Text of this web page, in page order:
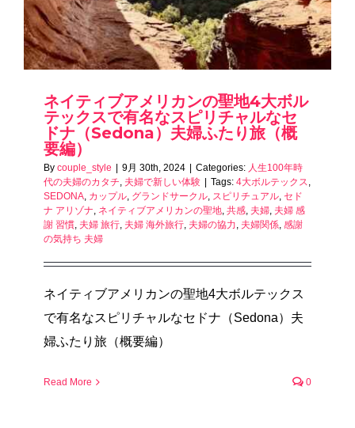
ネイティブアメリカンの聖地4大ボル
テックスで有名なスピリチャルなセ
ドナ（Sedona）夫婦ふたり旅（概
要編）
By couple_style 9月 30th, 2024 Categories: 人生100年時
代の夫婦のカタチ, 夫婦で新しい体験 Tags: 4大ボルテックス,
SEDONA, カップル, グランドサークル, スピリチュアル, セド
ナ アリゾナ, ネイティブアメリカンの聖地, 共感, 夫婦, 夫婦 感
謝 習慣, 夫婦 旅行, 夫婦 海外旅行, 夫婦の協力, 夫婦関係, 感謝
の気持ち 夫婦
ネイティブアメリカンの聖地4大ボルテックス
で有名なスピリチャルなセドナ（Sedona）夫
婦ふたり旅（概要編）
Read More 0